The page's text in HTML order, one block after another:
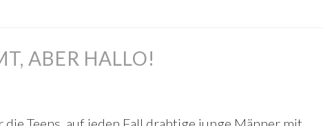
ABER HALLO!